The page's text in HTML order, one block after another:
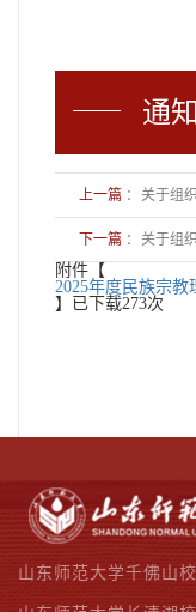
通
上一篇 ： 关于组
下一篇 ： 关于组
附件【
2025年度民族宗
】已下载273次
山东师范大学千佛山